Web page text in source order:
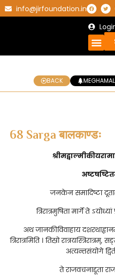
info@jirfoundation.in
BACK
68 Sarga बालकाण्डः
जनकेन समादिष्टा
त्रिरात्रमुषिता मार्गे ते
अथ जानकीविवाहाय
त्रिरात्रमिति । तिस्रो
अत्यन्तसंयोगे
ते राजवचनाद्दूता